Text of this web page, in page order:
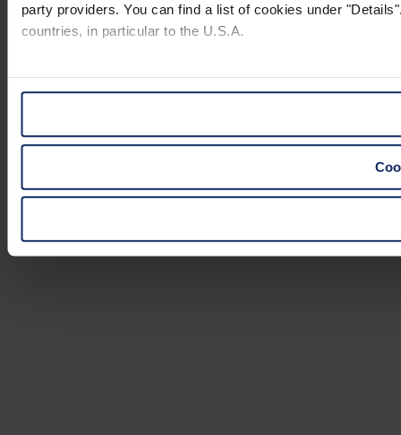
party providers. You can find a list of cookies under
countries, in particular to the U.S.A.
You can consent to the use of non-essential cookies by
website).